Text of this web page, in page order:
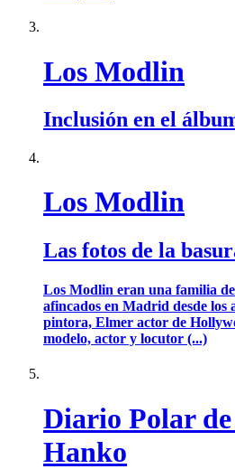
Los Modlin
Inclusión en el
Los Modlin
Las fotos de la
Los Modlin eran una familia
afincados en Madrid desde los
pintora, Elmer actor de
modelo, actor y locutor (...)
Diario Polar
Hanko